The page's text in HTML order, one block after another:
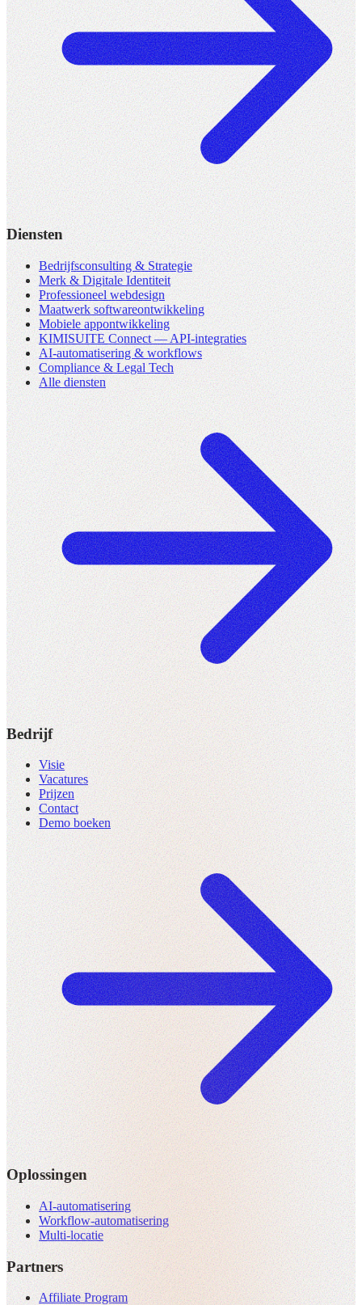
Diensten
Bedrijfsconsulting & Strategie
Merk & Digitale Identiteit
Professioneel webdesign
Maatwerk softwareontwikkeling
Mobiele appontwikkeling
KIMISUITE Connect — API-integraties
AI-automatisering & workflows
Compliance & Legal Tech
Alle diensten
Bedrijf
Visie
Vacatures
Prijzen
Contact
Demo boeken
Oplossingen
AI-automatisering
Workflow-automatisering
Multi-locatie
Partners
Affiliate Program